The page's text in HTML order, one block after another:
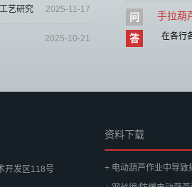
2025-11-17
艺研究
2025-10-21
问
手拉葫
答
在各行
开发区118号
资料下载
+ 电动葫芦作业中导致